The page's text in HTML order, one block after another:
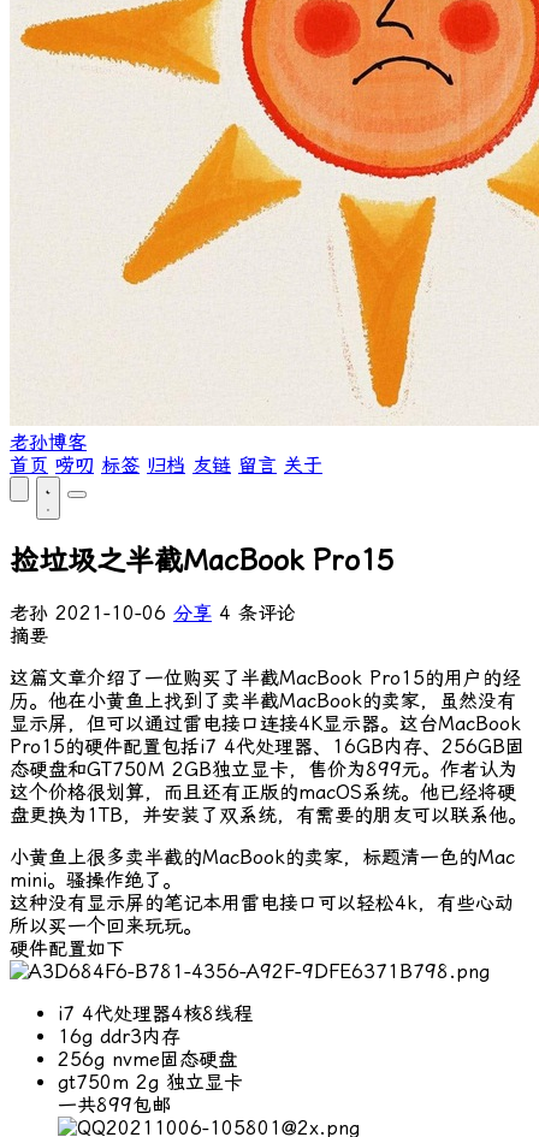
老孙博客
首页 唠叨 标签 归档 友链 留言 关于
捡垃圾之半截MacBook Pro15
老孙 2021-10-06 分享 4 条评论
摘要
这篇文章介绍了一位购买了半截MacBook Pro15的用户的经
历。他在小黄鱼上找到了卖半截MacBook的卖家，虽然没有
显示屏，但可以通过雷电接口连接4K显示器。这台MacBook
Pro15的硬件配置包括i7 4代处理器、16GB内存、256GB固
态硬盘和GT750M 2GB独立显卡，售价为899元。作者认为
这个价格很划算，而且还有正版的macOS系统。他已经将硬
盘更换为1TB，并安装了双系统，有需要的朋友可以联系他。
小黄鱼上很多卖半截的MacBook的卖家，标题清一色的Mac
mini。骚操作绝了。
这种没有显示屏的笔记本用雷电接口可以轻松4k，有些心动
所以买一个回来玩玩。
硬件配置如下
i7 4代处理器4核8线程
16g ddr3内存
256g nvme固态硬盘
gt750m 2g 独立显卡
一共899包邮